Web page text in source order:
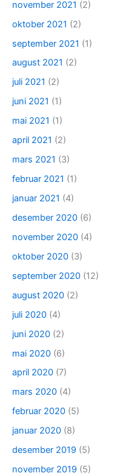
november 2021 (2)
oktober 2021 (2)
september 2021 (1)
august 2021 (2)
juli 2021 (2)
juni 2021 (1)
mai 2021 (1)
april 2021 (2)
mars 2021 (3)
februar 2021 (1)
januar 2021 (4)
desember 2020 (6)
november 2020 (4)
oktober 2020 (3)
september 2020 (12)
august 2020 (2)
juli 2020 (4)
juni 2020 (2)
mai 2020 (6)
april 2020 (7)
mars 2020 (4)
februar 2020 (5)
januar 2020 (8)
desember 2019 (5)
november 2019 (5)